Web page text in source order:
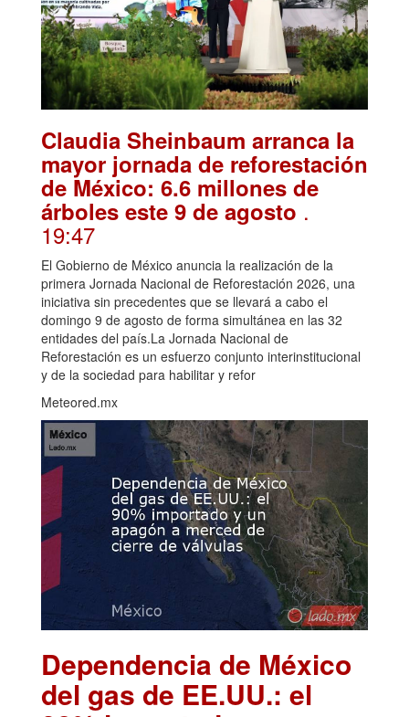
Claudia Sheinbaum arranca la
mayor jornada de reforestación
de México: 6.6 millones de
árboles este 9 de agosto .
19:47
El Gobierno de México anuncia la realización de la
primera Jornada Nacional de Reforestación 2026, una
iniciativa sin precedentes que se llevará a cabo el
domingo 9 de agosto de forma simultánea en las 32
entidades del país.La Jornada Nacional de
Reforestación es un esfuerzo conjunto interinstitucional
y de la sociedad para habilitar y refor
Meteored.mx
Dependencia de México
del gas de EE.UU.: el